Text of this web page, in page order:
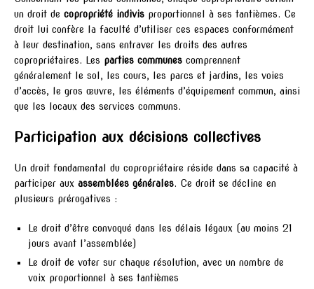
un droit de copropriété indivis proportionnel à ses tantièmes. Ce
droit lui confère la faculté d’utiliser ces espaces conformément
à leur destination, sans entraver les droits des autres
copropriétaires. Les parties communes comprennent
généralement le sol, les cours, les parcs et jardins, les voies
d’accès, le gros œuvre, les éléments d’équipement commun, ainsi
que les locaux des services communs.
Participation aux décisions collectives
Un droit fondamental du copropriétaire réside dans sa capacité à
participer aux assemblées générales. Ce droit se décline en
plusieurs prérogatives :
Le droit d’être convoqué dans les délais légaux (au moins 21
jours avant l’assemblée)
Le droit de voter sur chaque résolution, avec un nombre de
voix proportionnel à ses tantièmes